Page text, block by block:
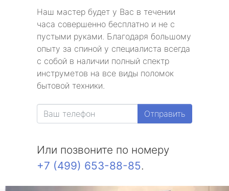
Наш мастер будет у Вас в течении
часа совершенно бесплатно и не с
пустыми руками. Благодаря большому
опыту за спиной у специалиста всегда
с собой в наличии полный спектр
инструметов на все виды поломок
бытовой техники.
Отправить
Или позвоните по номеру
+7 (499) 653-88-85.